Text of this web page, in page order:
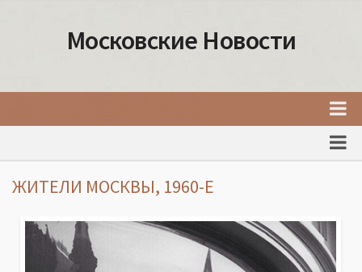
Московские Новости
Интересные места Москвы
Факты о Москве
ЖИТЕЛИ МОСКВЫ, 1960-Е